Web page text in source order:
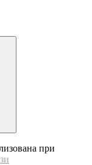
при